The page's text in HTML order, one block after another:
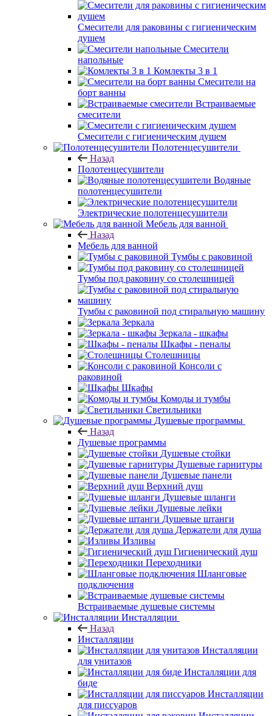
Смесители для раковины с гигиеническим
душем
Смесители
напольные
Комлекты 3 в 1
Смесители на
борт ванны
Встраиваемые
смесители
Смесители с гигиеническим душем
Полотенцесушители
Назад
Полотенцесушители
Водяные
полотенцесушители
Электрические полотенцесушители
Мебель для ванной
Назад
Мебель для ванной
Тумбы с раковиной
Тумбы под раковину со столешницей
Тумбы с раковиной под стиральную машину
Зеркала
Зеркала - шкафы
Шкафы - пеналы
Столешницы
Консоли с
раковиной
Шкафы
Комоды и тумбы
Светильники
Душевые программы
Назад
Душевые программы
Душевые стойки
Душевые гарнитуры
Душевые панели
Верхний душ
Душевые шланги
Душевые лейки
Душевые штанги
Держатели для душа
Изливы
Гигиенический душ
Переходники
Шланговые
подключения
Встраиваемые душевые системы
Инсталляции
Назад
Инсталляции
Инсталляции
для унитазов
Инсталляции для
биде
Инсталляции
для писсуаров